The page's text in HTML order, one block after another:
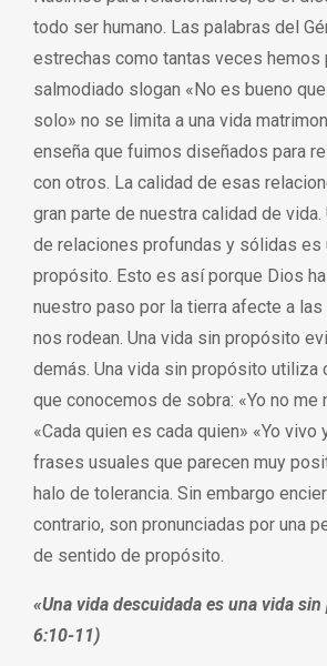
todo ser humano. Las palabras del
estrechas como tantas veces hemos
salmodiado slogan «No es bueno
solo» no se limita a una vida
enseña que fuimos diseñados para
con otros. La calidad de esas
gran parte de nuestra calidad de vida.
de relaciones profundas y sólidas es
propósito. Esto es así porque Dios
nuestro paso por la tierra afecte a
nos rodean. Una vida sin propósito
demás. Una vida sin propósito utiliza
que conocemos de sobra: «Yo no me
«Cada quien es cada quien» «Yo vivo
frases usuales que parecen muy
halo de tolerancia. Sin embargo
contrario, son pronunciadas por una
de sentido de propósito.
«Una vida descuidada es una vida
6:10-11)